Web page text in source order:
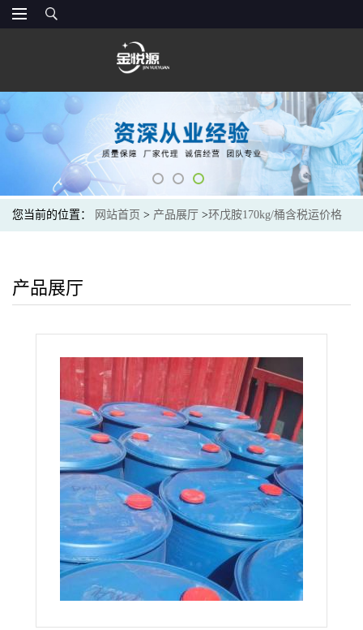
您当前的位置： 网站首页 > 产品展厅 >环戊胺170kg/桶含税运价格
产品展厅